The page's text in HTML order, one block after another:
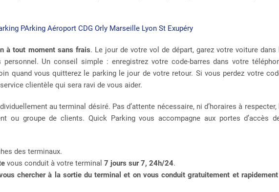
à tout moment sans frais. Le jour de votre vol de départ, garez votre voiture dans
Un conseil simple : enregistrez votre code-barres dans votre
quand vous quitterez le parking le jour de votre retour. Si vous perdez votre
clientèle qui sera ravi de vous aider.
au terminal désiré. Pas d’attente nécessaire, ni d’horaires à respecter,
ou groupe de clients. Quick Parking vous accompagne aux portes d’accès
des terminaux.
vous conduit à votre terminal7 jours sur 7, 24h/24.
chercher à la sortie du terminal et on vous conduit gratuitement et